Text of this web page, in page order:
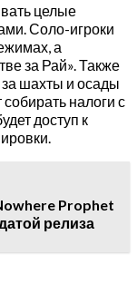
целые
Соло-игроки
а
за Рай». Также
за шахты и осады
налоги с
доступ к
Prophet
релиза